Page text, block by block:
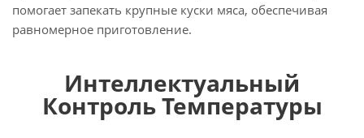
помогает запекать крупные куски мяса, обеспечивая
равномерное приготовление.
Интеллектуальный
Контроль Температуры